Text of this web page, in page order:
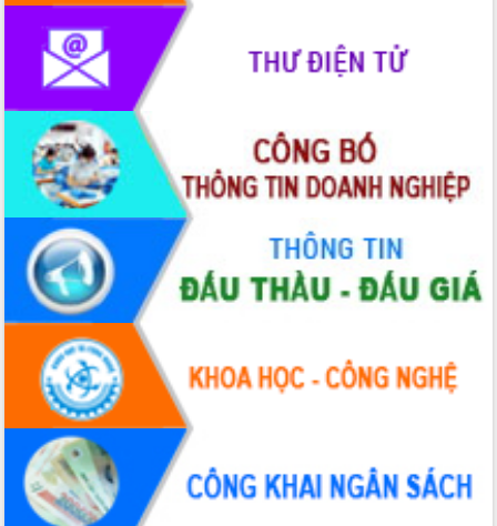
Đẩy mạnh cải cách hành chính, quyết
tâm đạt được mục tiêu tăng trưởng
hai con số trong năm 2026
Tổ chức trang trọng Lễ hội Đền thờ
Lương Văn Chánh năm 2026
Phó Bí thư Tỉnh ủy Đắk Lắk Đỗ Hữu
Huy giữ chức Bí thư Đảng ủy Ủy Ban
Nhân dân tỉnh
Bệnh án điện tử thúc đẩy chuyển đổi
số y tế tại Đắk Lắk
Chuyển đổi số thư viện: Mở rộng
không gian tri thức trong thời đại số
Đánh giá, rút kinh nghiệm công tác tổ
chức diễn tập trước ngày bầu cử
Chương trình “Gặp gỡ hữu nghị –
Friendship Meeting New Year 2026”
Bầu cử Quốc hội và HĐND: Cử tri Đắk
Lắk gửi gắm niềm tin, kỳ vọng vào lá
phiếu
Đắk Lắk sẵn sàng các điều kiện cho